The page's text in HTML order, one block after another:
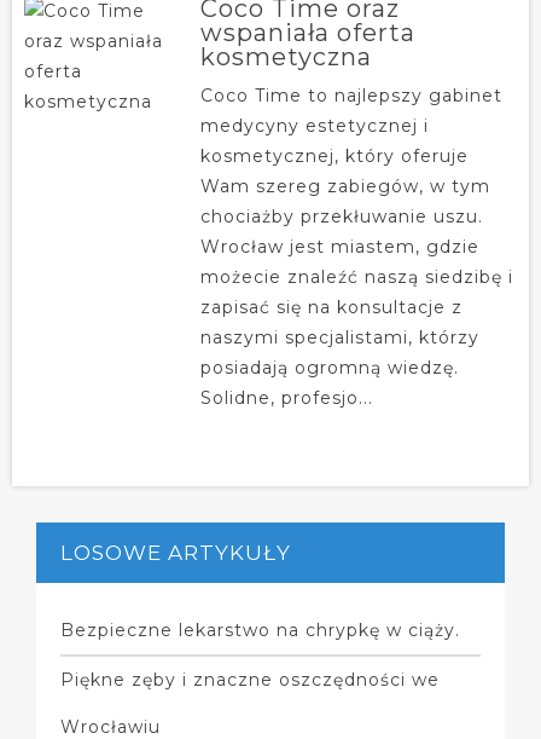
Coco Time oraz
wspaniała oferta
kosmetyczna
Coco Time to najlepszy gabinet
medycyny estetycznej i
kosmetycznej, który oferuje
Wam szereg zabiegów, w tym
chociażby przekłuwanie uszu.
Wrocław jest miastem, gdzie
możecie znaleźć naszą siedzibę i
zapisać się na konsultacje z
naszymi specjalistami, którzy
posiadają ogromną wiedzę.
Solidne, profesjo...
LOSOWE ARTYKUŁY
Bezpieczne lekarstwo na chrypkę w ciąży.
Piękne zęby i znaczne oszczędności we
Wrocławiu